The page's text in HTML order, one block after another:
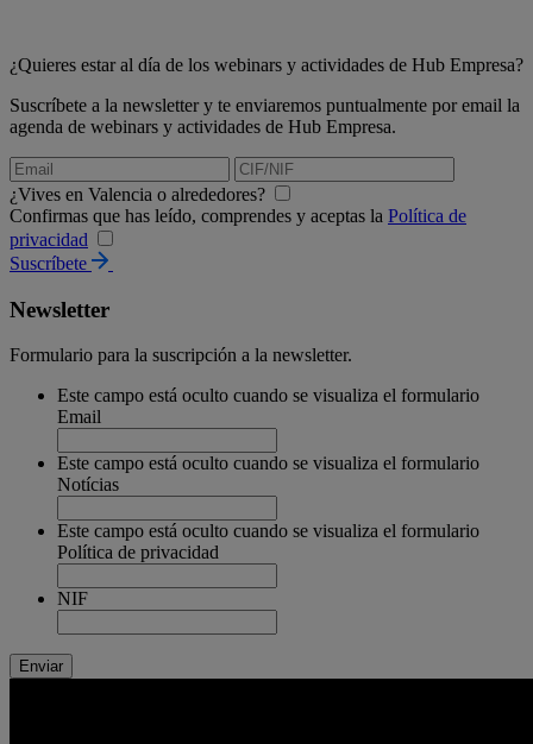
¿Quieres estar al día de los webinars y actividades de Hub Empresa?
Suscríbete a la newsletter y te enviaremos puntualmente por email la
agenda de webinars y actividades de Hub Empresa.
¿Vives en Valencia o alrededores?
Confirmas que has leído, comprendes y aceptas la Política de
privacidad
Suscríbete
Newsletter
Formulario para la suscripción a la newsletter.
Este campo está oculto cuando se visualiza el formulario
Email
Este campo está oculto cuando se visualiza el formulario
Notícias
Este campo está oculto cuando se visualiza el formulario
Política de privacidad
NIF